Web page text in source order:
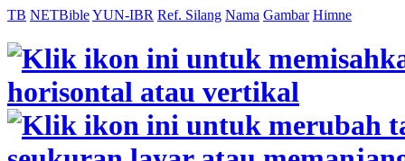
TB NETBibleYUN-IBR Ref. Silang Nama Gambar Himne